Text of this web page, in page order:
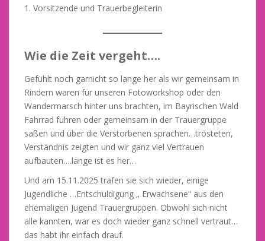
1. Vorsitzende und Trauerbegleiterin
Wie die Zeit vergeht….
Gefühlt noch garnicht so lange her als wir gemeinsam in
Rindern waren für unseren Fotoworkshop oder den
Wandermarsch hinter uns brachten, im Bayrischen Wald
Fahrrad fuhren oder gemeinsam in der Trauergruppe
saßen und über die Verstorbenen sprachen…trösteten,
Verständnis zeigten und wir ganz viel Vertrauen
aufbauten….lange ist es her…
Und am 15.11.2025 trafen sie sich wieder, einige
Jugendliche …Entschuldigung „ Erwachsene“ aus den
ehemaligen Jugend Trauergruppen. Obwohl sich nicht
alle kannten, war es doch wieder ganz schnell vertraut…
das habt ihr einfach drauf.